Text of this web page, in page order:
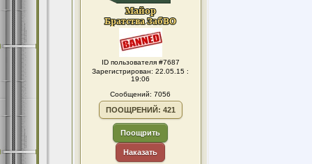
ID пользователя #7687
Зарегистрирован: 22.05.15 :
19:06
Сообщений: 7056
ПООЩРЕНИЙ: 421
Поощрить
Наказать